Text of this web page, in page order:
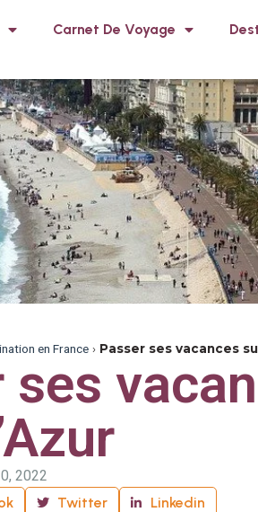
Carnet De Voyage
en France› Passer ses vacances
ses
2022
Twitter Linkedin